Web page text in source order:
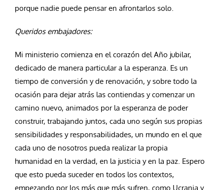
porque nadie puede pensar en afrontarlos solo.
Queridos embajadores:
Mi ministerio comienza en el corazón del Año jubilar,
dedicado de manera particular a la esperanza. Es un
tiempo de conversión y de renovación, y sobre todo la
ocasión para dejar atrás las contiendas y comenzar un
camino nuevo, animados por la esperanza de poder
construir, trabajando juntos, cada uno según sus propias
sensibilidades y responsabilidades, un mundo en el que
cada uno de nosotros pueda realizar la propia
humanidad en la verdad, en la justicia y en la paz. Espero
que esto pueda suceder en todos los contextos,
empezando por los más que más sufren, como Ucrania y